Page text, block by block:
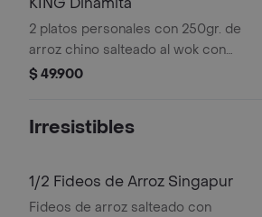
2 platos personales con 250gr. de
arroz chino salteado al wok con
cebollín y raíces, acompañado de
poco picantes) y 2 crujientes lumpias
$ 49.900
Irresistibles
1/2 Fideos de Arroz Singapur
Fideos de arroz salteado con